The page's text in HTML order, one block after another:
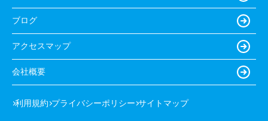
ブログ
アクセスマップ
会社概要
利用規約 プライバシーポリシー サイトマップ